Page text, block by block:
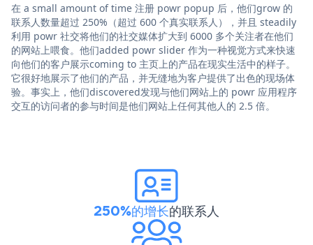
在 a small amount of time 注册 powr popup 后，他们grow 的
联系人数量超过 250%（超过 600 个真实联系人），并且 steadily
利用 powr 社交将他们的社交媒体扩大到 6000 多个关注者在他们
的网站上喂食。他们added powr slider 作为一种视觉方式来快速
向他们的客户展示coming to 主页上的产品在现实生活中的样子。
它很好地展示了他们的产品，并无缝地为客户提供了出色的现场体
验。事实上，他们discovered发现与他们网站上的 powr 应用程序
交互的访问者的参与时间是他们网站上任何其他人的 2.5 倍。
250%的增长的联系人